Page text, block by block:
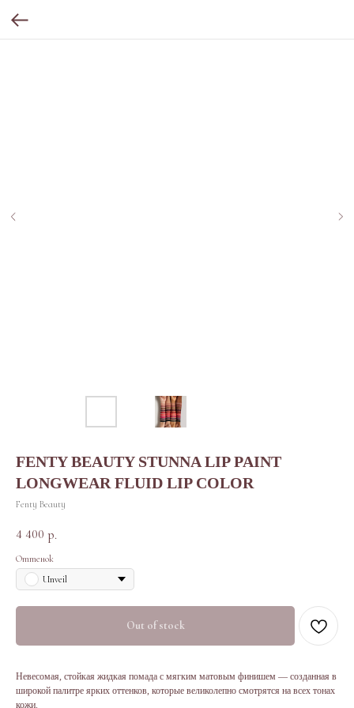
FENTY BEAUTY STUNNA LIP PAINT
LONGWEAR FLUID LIP COLOR
Fenty Beauty
4 400 р.
Оттенок
Unveil
Out of stock
Невесомая, стойкая жидкая помада с мягким матовым финишем — созданная в
широкой палитре ярких оттенков, которые великолепно смотрятся на всех тонах
кожи.